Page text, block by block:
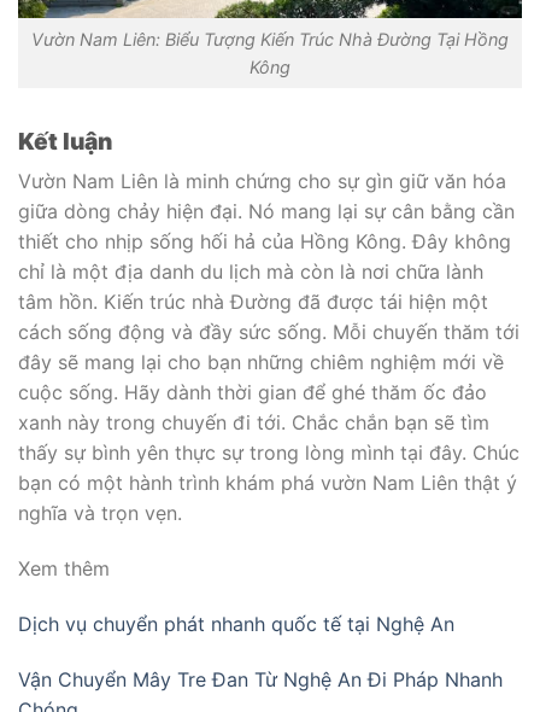
Vườn Nam Liên: Biểu Tượng Kiến Trúc Nhà Đường Tại Hồng
Kông
Kết luận
Vườn Nam Liên là minh chứng cho sự gìn giữ văn hóa
giữa dòng chảy hiện đại. Nó mang lại sự cân bằng cần
thiết cho nhịp sống hối hả của Hồng Kông. Đây không
chỉ là một địa danh du lịch mà còn là nơi chữa lành
tâm hồn. Kiến trúc nhà Đường đã được tái hiện một
cách sống động và đầy sức sống. Mỗi chuyến thăm tới
đây sẽ mang lại cho bạn những chiêm nghiệm mới về
cuộc sống. Hãy dành thời gian để ghé thăm ốc đảo
xanh này trong chuyến đi tới. Chắc chắn bạn sẽ tìm
thấy sự bình yên thực sự trong lòng mình tại đây. Chúc
bạn có một hành trình khám phá vườn Nam Liên thật ý
nghĩa và trọn vẹn.
Xem thêm
Dịch vụ chuyển phát nhanh quốc tế tại Nghệ An
Vận Chuyển Mây Tre Đan Từ Nghệ An Đi Pháp Nhanh